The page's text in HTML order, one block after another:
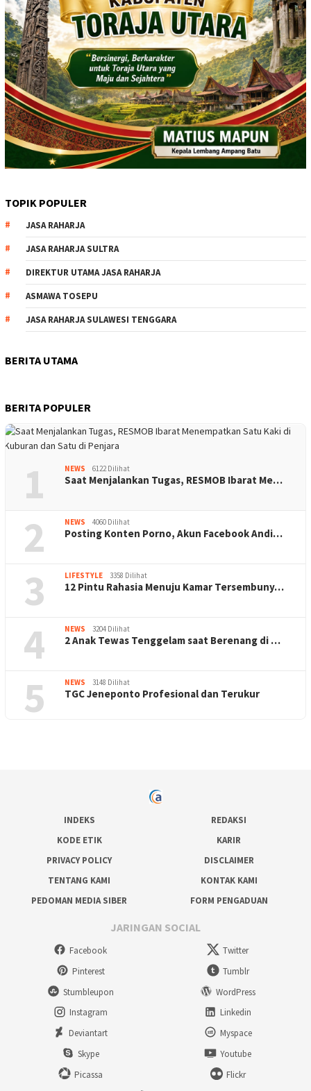
TOPIK POPULER
JASA RAHARJA
JASA RAHARJA SULTRA
DIREKTUR UTAMA JASA RAHARJA
ASMAWA TOSEPU
JASA RAHARJA SULAWESI TENGGARA
BERITA UTAMA
BERITA POPULER
1 NEWS 6122 Dilihat
Saat Menjalankan Tugas, RESMOB Ibarat Me…
2 NEWS 4060 Dilihat
Posting Konten Porno, Akun Facebook Andi…
3 LIFESTYLE 3358 Dilihat
12 Pintu Rahasia Menuju Kamar Tersembuny…
4 NEWS 3204 Dilihat
2 Anak Tewas Tenggelam saat Berenang di …
5 NEWS 3148 Dilihat
TGC Jeneponto Profesional dan Terukur
INDEKS
REDAKSI
KODE ETIK
KARIR
PRIVACY POLICY
DISCLAIMER
TENTANG KAMI
KONTAK KAMI
PEDOMAN MEDIA SIBER
FORM PENGADUAN
JARINGAN SOCIAL
Facebook
Twitter
Pinterest
Tumblr
Stumbleupon
WordPress
Instagram
Linkedin
Deviantart
Myspace
Skype
Youtube
Picassa
Flickr